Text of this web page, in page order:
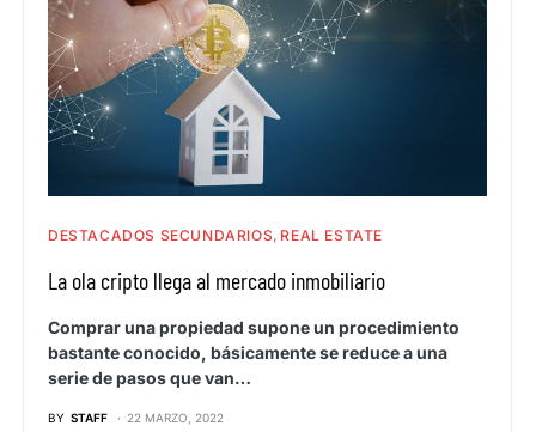
DESTACADOS SECUNDARIOS REAL ESTATE
La ola cripto llega al mercado inmobiliario
Comprar una propiedad supone un procedimiento
bastante conocido, básicamente se reduce a una
serie de pasos que van…
BY STAFF 22 MARZO, 2022